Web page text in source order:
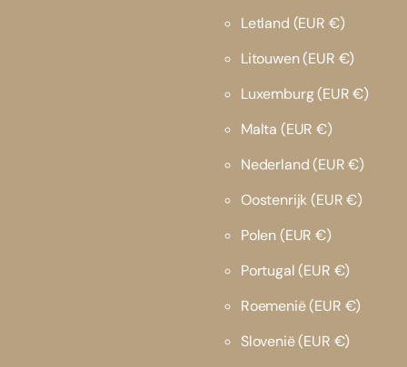
Letland (EUR €)
Litouwen(EUR €)
Luxemburg(EUR €)
Malta (EUR €)
Nederland(EUR €)
Oostenrijk(EUR €)
Polen(EUR €)
Portugal(EUR €)
Roemenië(EUR €)
Slovenië(EUR €)